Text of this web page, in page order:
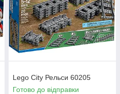
Lego City Рельси 60205
Готово до відправки